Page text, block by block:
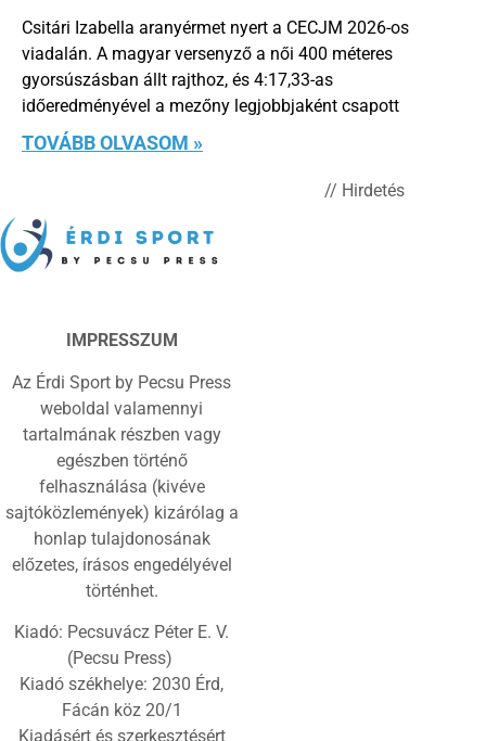
Csitári Izabella aranyérmet nyert a CECJM 2026-os
viadalán. A magyar versenyző a női 400 méteres
gyorsúszásban állt rajthoz, és 4:17,33-as
időeredményével a mezőny legjobbjaként csapott
TOVÁBB OLVASOM »
IMPRESSZUM
Az Érdi Sport by Pecsu Press
weboldal valamennyi
tartalmának részben vagy
egészben történő
felhasználása (kivéve
sajtóközlemények) kizárólag a
honlap tulajdonosának
előzetes, írásos engedélyével
történhet.
Kiadó: Pecsuvácz Péter E. V.
(Pecsu Press)
Kiadó székhelye: 2030 Érd,
Fácán köz 20/1
Kiadásért és szerkesztésért
// Hirdetés